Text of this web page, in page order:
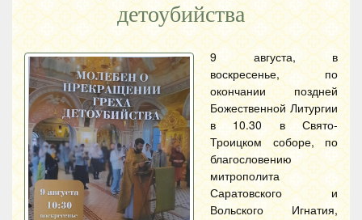
детоубийства
9 августа, в
воскресенье, по
окончании поздней
Божественной Литургии
в 10.30 в Свято-
Троицком соборе, по
благословению
митрополита
Саратовского и
Вольского Игнатия,